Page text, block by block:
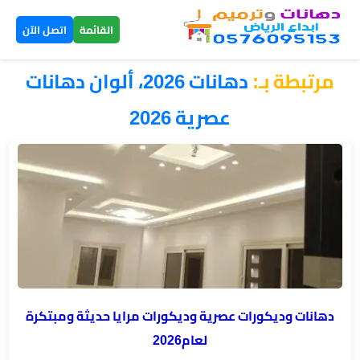
القائمة اتصل الآن ×
الرئيسية
داخلية
الرياض
تركيب
مرتبطة بـ:
دهانات 2026، ألوان دهانات
عصرية 2026
دهانات وديكورات عصرية وديكورات مرايا حديثة ومبتكرة
لعام2026